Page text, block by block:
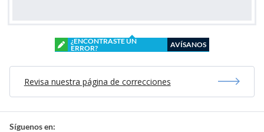
¿ENCONTRASTE UN
ERROR?
AVÍSANOS
Revisa nuestra página de correcciones
Síguenos en: